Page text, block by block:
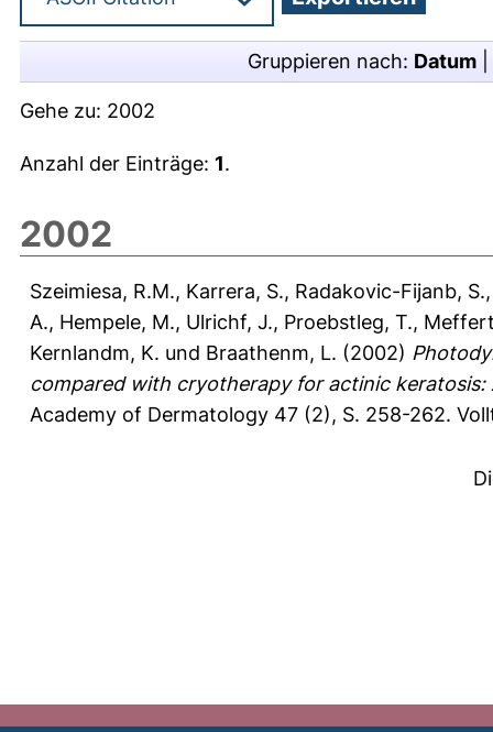
Gruppieren nach: Datum
Gehe zu: 2002
Anzahl der Einträge: 1.
2002
Szeimiesa, R.M., Karrera, S., Radakovic-Fijanb, S.
A., Hempele, M., Ulrichf, J., Proebstleg, T.,
Kernlandm, K. und Braathenm, L. (2002)
compared with cryotherapy for actinic
Academy of Dermatology 47 (2), S. 258-262.